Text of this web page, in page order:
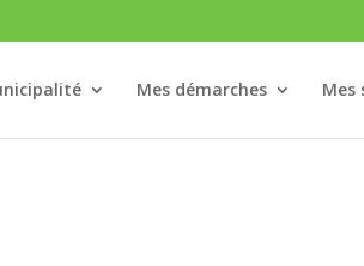
Mes démarches Mes